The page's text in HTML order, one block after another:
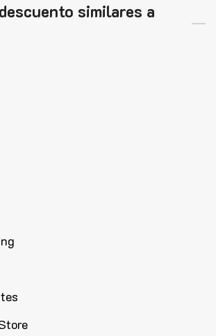
similares a